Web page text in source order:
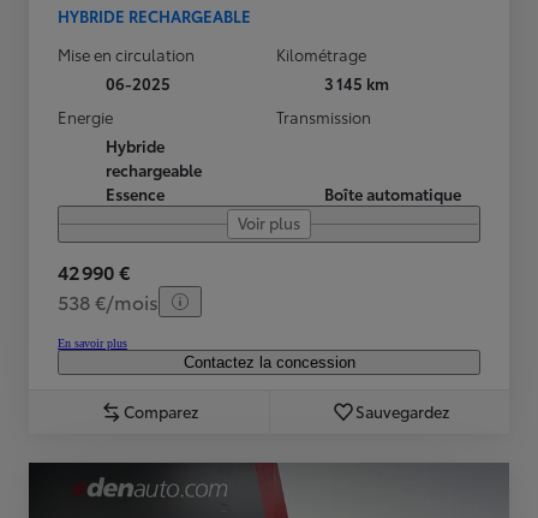
HYBRIDE RECHARGEABLE
Mise en circulation
06-2025
Kilométrage
3 145 km
Energie
Hybride
rechargeable
Essence
Transmission
Boîte automatique
Voir plus
42 990 €
538 €/mois
En savoir plus
Contactez la concession
Comparez Sauvegardez